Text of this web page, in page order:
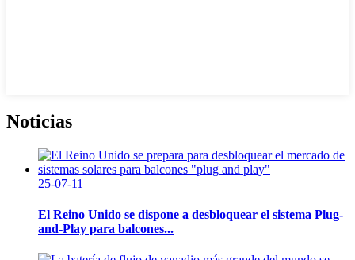
Noticias
25-07-11
El Reino Unido se dispone a desbloquear el sistema Plug-
and-Play para balcones...